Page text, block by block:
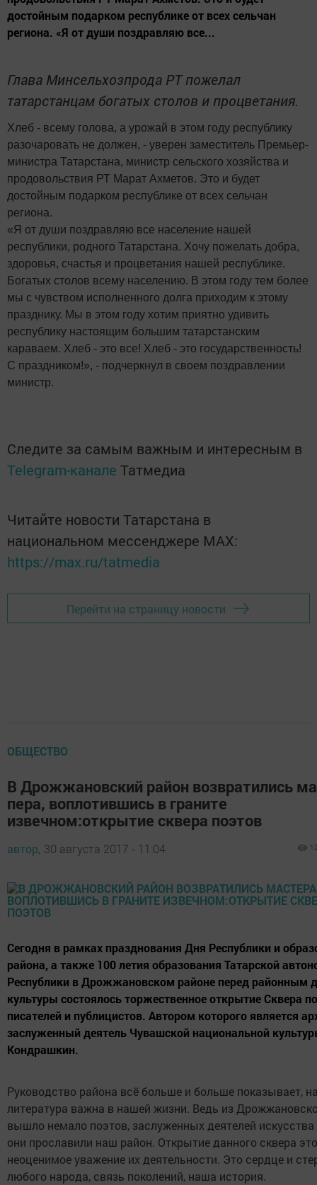
достойным подарком республике от всех сельчан
региона. «Я от души поздравляю все...
Глава Минсельхозпрода РТ пожелал
татарстанцам богатых столов и процветания.
Хлеб - всему голова, а урожай в этом году республику
разочаровать не должен, - уверен заместитель Премьер-
министра Татарстана, министр сельского хозяйства и
продовольствия РТ Марат Ахметов. Это и будет
достойным подарком республике от всех сельчан
региона.
«Я от души поздравляю все население нашей
республики, родного Татарстана. Хочу пожелать добра,
здоровья, счастья и процветания нашей республике.
Богатых столов всему населению. В этом году тем более
мы с чувством исполненного долга приходим к этому
празднику. Мы в этом году хотим приятно удивить
республику настоящим большим татарстанским
караваем. Хлеб - это все! Хлеб - это государственность!
С праздником!», - подчеркнул в своем поздравлении
министр.
Следите за самым важным и интересным в
Telegram-канале Татмедиа
Читайте новости Татарстана в
национальном мессенджере MАХ:
https://max.ru/tatmedia
Перейти на страницу новости
ОБЩЕСТВО
В Дрожжановский район возвратились
пера, воплотившись в граните
извечном:открытие сквера поэтов
автор, 30 августа 2017 - 11:04
Сегодня в рамках празднования Дня Республики и
района, а также 100 летия образования Татарской
Республики в Дрожжановском районе перед районным
культуры состоялось торжественное открытие Сквера
писателей и публицистов. Автором которого является
заслуженный деятель Чувашской национальной
Кондрашкин.
Руководство района всё больше и больше показывает,
литература важна в нашей жизни. Ведь из
вышло немало поэтов, заслуженных деятелей искусства
они прославили наш район. Открытие данного сквера
неоценимое уважение их деятельности. Это сердце и
любого народа, связь поколений, наша история.